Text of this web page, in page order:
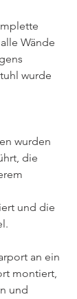
Wände
wurde
wurden
die
und die
an ein
montiert,
und